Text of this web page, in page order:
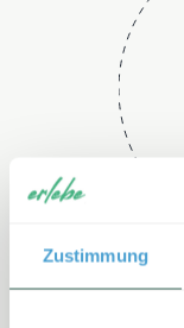
Zustimmung